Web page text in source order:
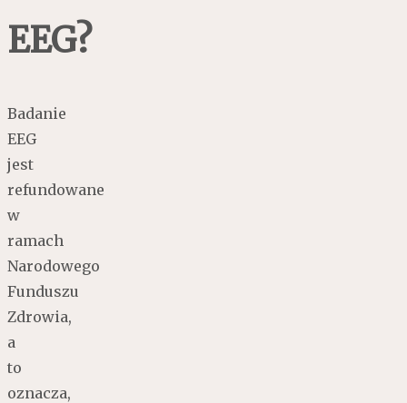
EEG?
Badanie
EEG
jest
refundowane
w
ramach
Narodowego
Funduszu
Zdrowia,
a
to
oznacza,